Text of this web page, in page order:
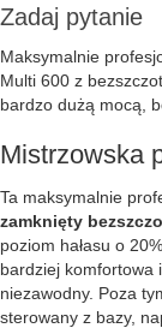
Zadaj pytanie
Maksymalnie
Multi 600 z
bardzo dużą mocą,
Mistrzowska
Ta maksymalnie
zamknięty
poziom hałasu o
bardziej komfortowa
niezawodny. Poza
sterowany z bazy,